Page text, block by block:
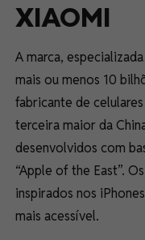
XIAOMI
A marca,
mais ou menos 10
fabricante de
terceira maior da
desenvolvidos com
“Apple of the East”.
inspirados nos
mais acessível.